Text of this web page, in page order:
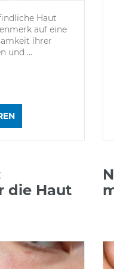
Haut
auf eine
ihrer
und ...
die Haut